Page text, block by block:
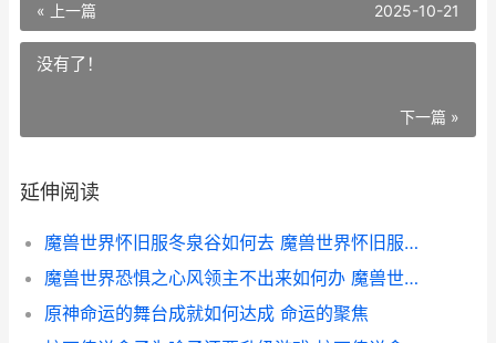
« 上一篇 2025-10-21
没有了！
下一篇 »
延伸阅读
魔兽世界怀旧服冬泉谷如何去 魔兽世界怀旧服微博
魔兽世界恐惧之心风领主不出来如何办 魔兽世界恐惧之龙套装
原神命运的舞台成就如何达成 命运的聚焦